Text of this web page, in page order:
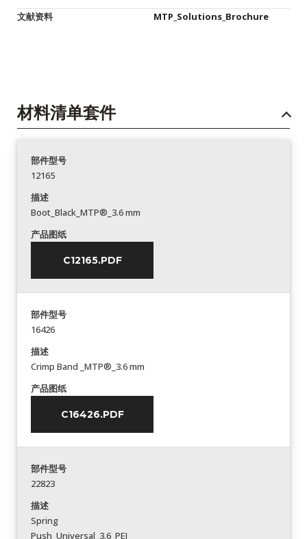
文献资料 MTP_Solutions_Brochure
材料清单套件
部件型号
12165
描述
Boot_Black_MTP®_3.6 mm
产品图纸
C12165.PDF
部件型号
16426
描述
Crimp Band _MTP®_3.6 mm
产品图纸
C16426.PDF
部件型号
22823
描述
Spring
Push_Universal_3.6_PEI